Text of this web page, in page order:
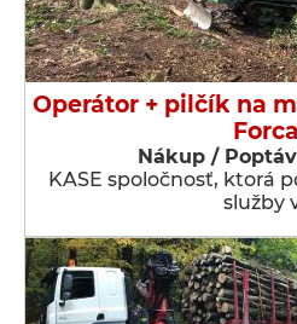
Operátor + pilčík na
Nákup /
KASE spoločnosť, ktorá
služby